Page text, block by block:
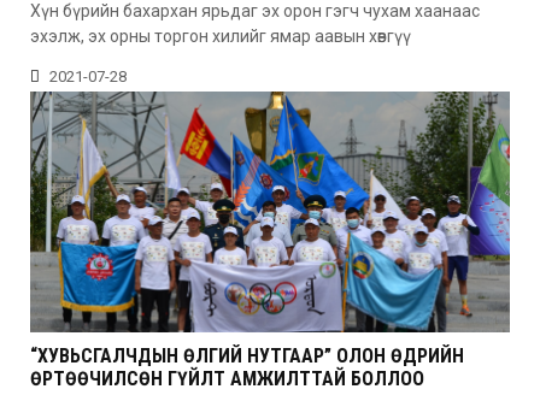
Хүн бүрийн бахархан ярьдаг эх орон гэгч чухам хаанаас
эхэлж, эх орны торгон хилийг ямар аавын хөвгүү
2021-07-28
“ХУВЬСГАЛЧДЫН ӨЛГИЙ НУТГААР” ОЛОН ӨДРИЙН
ӨРТӨӨЧИЛСӨН ГҮЙЛТ АМЖИЛТТАЙ БОЛЛОО